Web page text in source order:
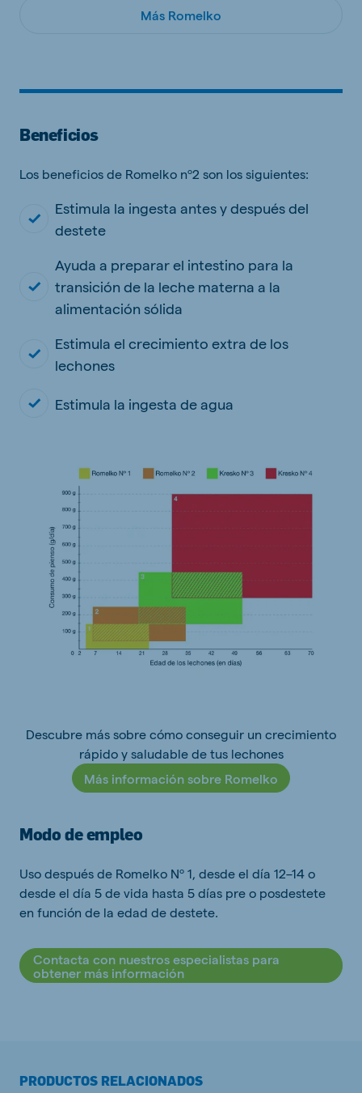
Más Romelko
Beneficios
Los beneficios de Romelko nº2 son los siguientes:
Estimula la ingesta antes y después del
destete
Ayuda a preparar el intestino para la
transición de la leche materna a la
alimentación sólida
Estimula el crecimiento extra de los
lechones
Estimula la ingesta de agua
Descubre más sobre cómo conseguir un crecimiento
rápido y saludable de tus lechones
Más información sobre Romelko
Modo de empleo
Uso después de Romelko Nº 1, desde el día 12–14 o
desde el día 5 de vida hasta 5 días pre o posdestete
en función de la edad de destete.
Contacta con nuestros especialistas para
obtener más información
PRODUCTOS RELACIONADOS